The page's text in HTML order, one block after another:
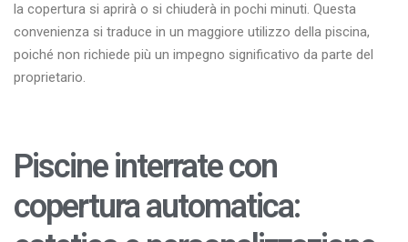
la copertura si aprirà o si chiuderà in pochi minuti. Questa
convenienza si traduce in un maggiore utilizzo della piscina,
poiché non richiede più un impegno significativo da parte del
proprietario.
Piscine interrate con
copertura automatica: